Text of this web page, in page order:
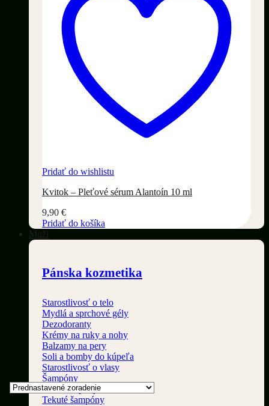
Pridať do wishlistu
Kvitok – Pleťové sérum Alantoín 10 ml
9,90 €
Pridať do košíka
Muži
Pánska kozmetika
Starostlivosť o telo
Mydlá a sprchové gély
Dezodoranty
Krémy na ruky a nohy
Balzamy na pery
Soli a bomby do kúpeľa
Starostlivosť o vlasy
Šampóny
Tuhé šampóny
Tekuté šampóny